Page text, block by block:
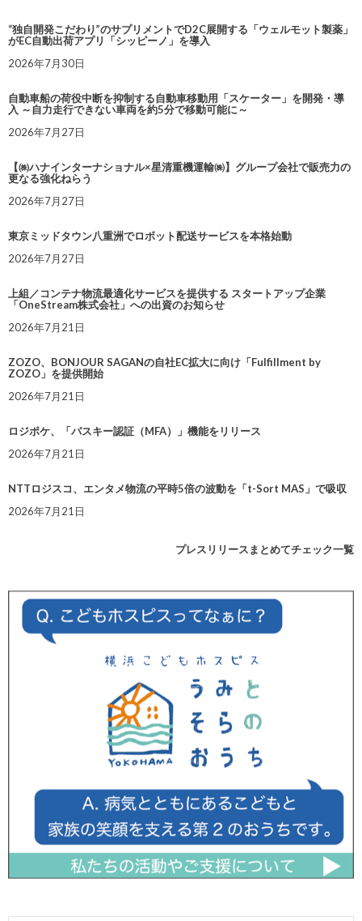
“独自開発こだわり”のサプリメントでD2C展開する「ウェルモット製薬」
がEC自動出荷アプリ「シッピーノ」を導入
2026年7月30日
自動車船の荷役中断を抑制する自動車移動用「スケーター」を開発・導
入 ～自力走行できない車両を約5分で移動可能に～
2026年7月27日
【㈱ハナインターナショナル×星清重機運輸㈱】グループ会社で販売力の
更なる強化ねらう
2026年7月27日
東京ミッドタウン八重洲でロボット配送サービスを本格始動
2026年7月27日
上組／コンテナ物流最適化サービスを提供する スタートアップ企業
「OneStream株式会社」への出資のお知らせ
2026年7月21日
ZOZO、BONJOUR SAGANの自社EC拡大に向け「Fulfillment by
ZOZO」を提供開始
2026年7月21日
ロジポケ、「パスキー認証（MFA）」機能をリリース
2026年7月21日
NTTロジスコ、エンタメ物流の平時5倍の波動を「t-Sort MAS」で吸収
2026年7月21日
プレスリリースまとめてチェック一覧